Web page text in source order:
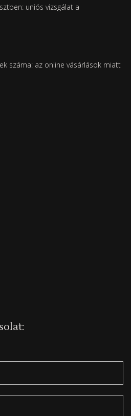
uniós vizsgálat a
száma: az online vásárlások miatt